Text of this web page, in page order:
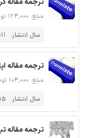
مبلغ: ۱۲۴,۰۰۰ تومان
سال انتشار:
ترجمه مقاله
مبلغ: ۱۰۴,۰۰۰ تومان
سال انتشار:
ترجمه مقاله